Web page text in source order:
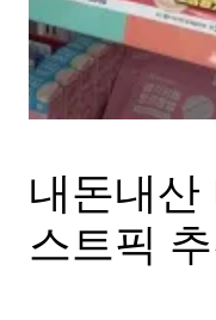
내돈내산
스트픽